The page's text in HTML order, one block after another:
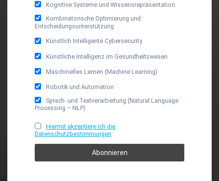
Kognitive Systeme und Wissensrepräsentation
Kombinatorische Optimierung und
Entscheidungsunterstützung
Künstlich Intelligente Cybersecurity
Künstliche Intelligenz im Gesundheitswesen
Maschinelles Lernen (Machine Learning)
Robotik und Automation
Sprach- und Textverarbeitung (Natural Language
Processing – NLP)
Hiermit akzeptiere ich die
Datenschutzbestimmungen